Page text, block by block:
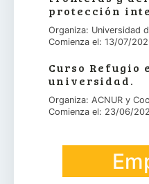
protección
Organiza: Universidad
Comienza el: 13/07/
Curso Refugio
universidad.
Organiza: ACNUR y
Comienza el: 23/06/